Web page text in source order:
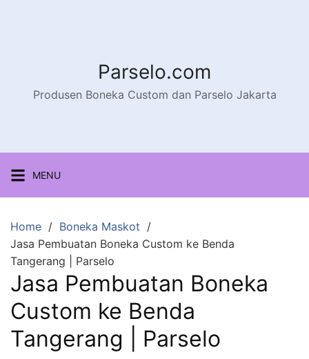
Parselo.com
Produsen Boneka Custom dan Parselo Jakarta
MENU
Home
Boneka Maskot
Jasa Pembuatan Boneka Custom ke Benda
Tangerang | Parselo
Jasa Pembuatan Boneka
Custom ke Benda
Tangerang | Parselo